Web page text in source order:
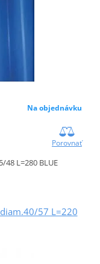
Na objednávku
Porovnať
48 L=280 BLUE
57 L=220